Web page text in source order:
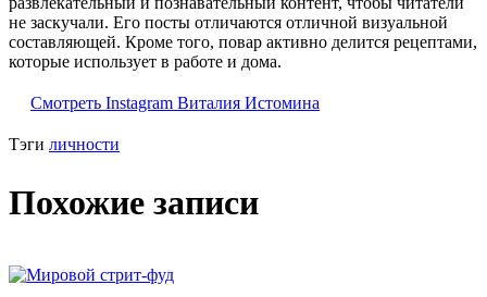
не заскучали. Его посты отличаются отличной визуальной
составляющей. Кроме того, повар активно делится рецептами,
которые использует в работе и дома.
Смотреть Instagram Виталия Истомина
Тэги личности
Похожие записи